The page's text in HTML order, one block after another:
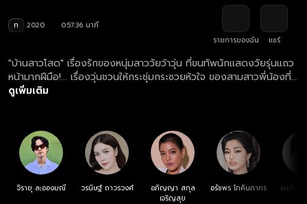
ท 2020
0:57:36 นาที
รายการของฉัน
แชร์
"บ้านสาวโสด" เรื่องรักของหนุ่มสาววัยว้าวุ่น ที่ขนทัพนักแสดงวัยรุ่นแถว
หน้ามากฝีมือ!... เรื่องวุ่นชวนให้กระชุ่มกระชวยหัวใจ ของสามสาวพี่น้องที่
ต้องมาคอยปวดหัวกับบรรดาผู้ชายที่แวะเวียนมาที่ พี.เจ. อพาร์ตเมนต์ ซึ่ง
หรือยึดมั่นตามคำแนะนำที่หวังดีของคุณแม่?
ดูเพิ่มเติม
จิรายุ ละอองมณี วรนิษฐ์ ถาวรวงศ์
อภิญญา สกุล
เจริญสุข
อรัชพร โภคินภากร
มยุริญ